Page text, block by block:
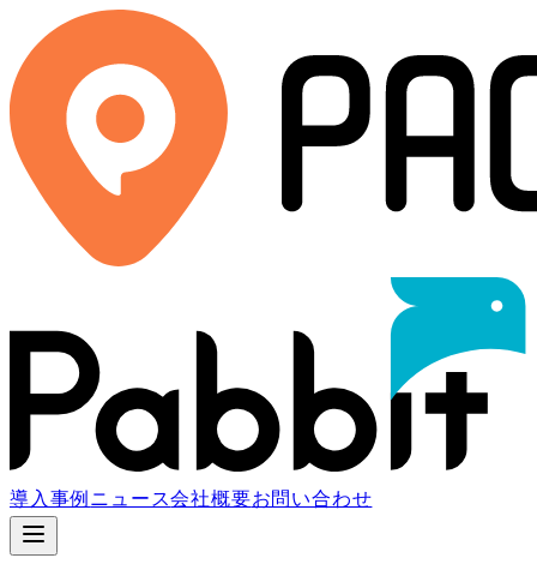
導入事例 ニュース会社概要お問い合わせ